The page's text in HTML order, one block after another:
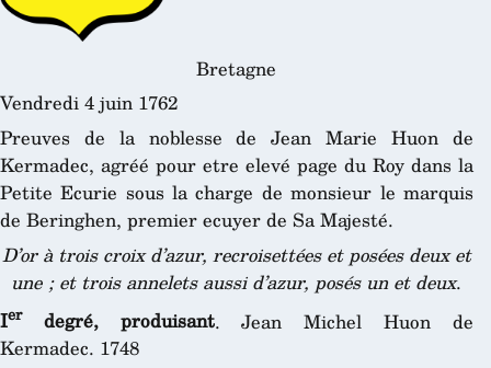
Bretagne
Vendredi 4 juin 1762
Preuves de la noblesse de Jean Marie Huon de
Kermadec, agréé pour etre elevé page du Roy dans la
Petite Ecurie sous la charge de monsieur le marquis
de Beringhen, premier ecuyer de Sa Majesté.
D’or à trois croix d’azur, recroisettées et posées deux et
une ; et trois annelets aussi d’azur, posés un et deux.
Ierdegré, produisant. Jean Michel Huon de
Kermadec. 1748